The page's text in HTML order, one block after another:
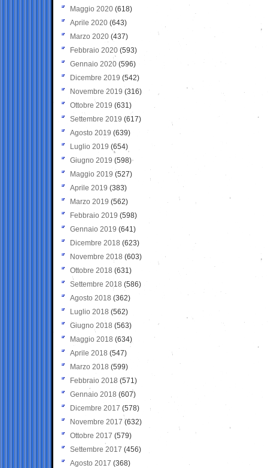
Maggio 2020 (618)
Aprile 2020 (643)
Marzo 2020 (437)
Febbraio 2020 (593)
Gennaio 2020 (596)
Dicembre 2019 (542)
Novembre 2019 (316)
Ottobre 2019 (631)
Settembre 2019 (617)
Agosto 2019 (639)
Luglio 2019 (654)
Giugno 2019 (598)
Maggio 2019 (527)
Aprile 2019 (383)
Marzo 2019 (562)
Febbraio 2019 (598)
Gennaio 2019 (641)
Dicembre 2018 (623)
Novembre 2018 (603)
Ottobre 2018 (631)
Settembre 2018 (586)
Agosto 2018 (362)
Luglio 2018 (562)
Giugno 2018 (563)
Maggio 2018 (634)
Aprile 2018 (547)
Marzo 2018 (599)
Febbraio 2018 (571)
Gennaio 2018 (607)
Dicembre 2017 (578)
Novembre 2017 (632)
Ottobre 2017 (579)
Settembre 2017 (456)
Agosto 2017 (368)